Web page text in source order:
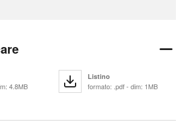
4.8MB
Listino
formato: .pdf - dim: 1MB